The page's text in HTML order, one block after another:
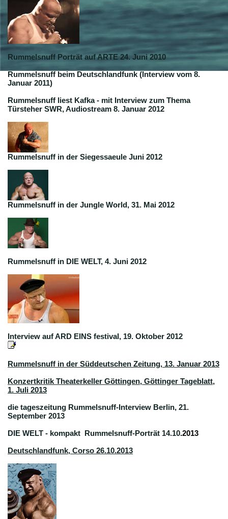
Rummelsnuff Porträt auf ARTE 24. Juni 2010
Rummelsnuff beim Deutschlandfunk (Interview vom 8.
Januar 2011)
Rummelsnuff liest Kafka - mit Interview zum Thema
Türsteher SWR, Audiostream 8. Januar 2012
Rummelsnuff in der Siegessaeule Juni 2012
Rummelsnuff in der Jungle World, 31. Mai 2012
Rummelsnuff in DIE WELT, 4. Juni 2012
Interview auf ARD EINS festival, 19. Oktober 2012
Rummelsnuff in der Süddeutschen Zeitung, 13. Januar 2013
Konzertkritik Theaterkeller Göttingen, Göttinger Tageblatt,
1. Juli 2013
die tageszeitung Rummelsnuff-Interview Berlin, 21.
September 2013
DIE WELT - kompakt Rummelsnuff-Porträt 14.10.2013
Deutschlandfunk, Corso 26.10.2013